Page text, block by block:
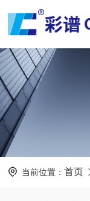
当前位置： 首页